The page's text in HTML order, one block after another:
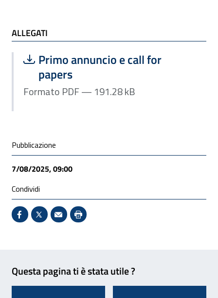
ALLEGATI
ALLEGATI
Scarica file:
Primo annuncio e call for
papers
Formato PDF — Dimensione 191.28 kB
Formato PDF — 191.28 kB
Condivisione social
Pubblicazione
7/08/2025, 09:00
Condividi
Condividi su Facebook - Sito esterno - Apertura in
X - Sito esterno - Apertura in nuova finestra
Invio Mail: apre il programma di posta
Stampa pagina: scelta meno
Questa pagina ti è stata utile ?